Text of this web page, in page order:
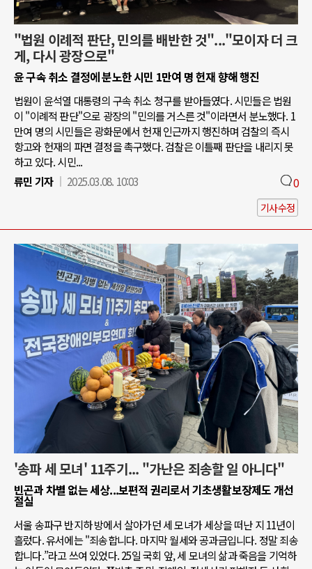
"법원 이례적 판단, 민의를 배반한 것"..."모이자 더 크
게, 다시 광장으로"
윤 구속 취소 결정에 분노한 시민 1만여 명 헌재 향해 행진
법원이 윤석열 대통령의 구속 취소 청구를 받아들였다. 시민들은 법원
이 "이례적 판단"으로 광장의 "민의를 거스른 것"이라면서 분노했다. 1
만여 명의 시민들은 광화문에서 헌재 인근까지 행진하며 검찰의 즉시
항고와 헌재의 파면 결정을 촉구했다. 검찰은 이틀째 판단을 내리지 못
하고 있다. 시민...
류민 기자
2025.03.08. 10:03 0
기사수정
'송파 세 모녀' 11주기... "가난은 죄송할 일 아니다"
빈곤과 차별 없는 세상...보편적 권리로서 기초생활보장제도 개선
절실
서울 송파구 반지하 방에서 살아가던 세 모녀가 세상을 떠난 지 11년이
흘렀다. 유서에는 "죄송합니다. 마지막 월세와 공과금입니다. 정말 죄송
합니다.”라고 쓰여 있었다. 25일 국회 앞, 세 모녀의 삶과 죽음을 기억하